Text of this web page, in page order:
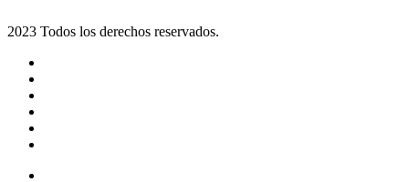
2023 Todos los derechos reservados.